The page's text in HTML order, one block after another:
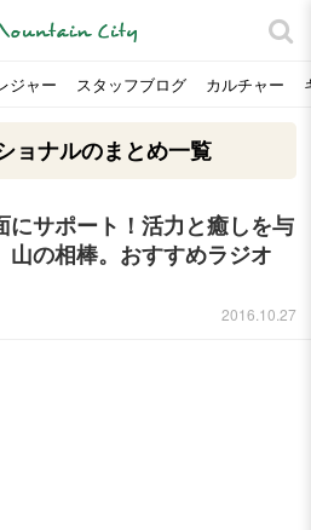
ジャー スタッフブログ カルチャー
ョナルのまとめ一覧
にサポート！活力と癒しを与
山の相棒。おすすめラジオ
2016.10.27